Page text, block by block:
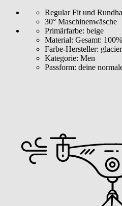
Regular Fit und
30° Maschinenwäsche
Primärfarbe: beige
Material: Gesamt:
Farbe-Hersteller:
Kategorie: Men
Passform: deine